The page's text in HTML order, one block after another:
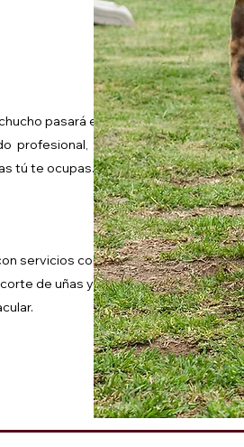
pasará el día rodeado de
profesional, asegurando que
tú te ocupas.
servicios completos de
de uñas y más, para que